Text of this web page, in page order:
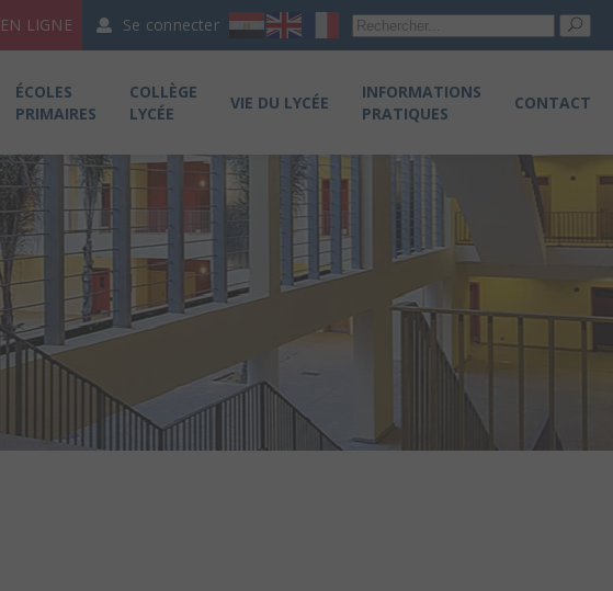
LIGNE Se connecter
ÉCOLES
PRIMAIRES
COLLÈGE
LYCÉE
VIE DU LYCÉE
INFORMATIONS
PRATIQUES
CONTACT